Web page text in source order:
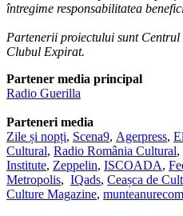
întregime responsabilitatea
Partenerii proiectului sunt
Clubul Expirat.
Partener media principal
Radio Guerilla
Parteneri media
Zile și nopți, Scena9, Agerpress,
Cultural, Radio România Cultural,
Institute, Zeppelin, ISCOADA,
Metropolis, IQads, Ceașca de
Culture Magazine,